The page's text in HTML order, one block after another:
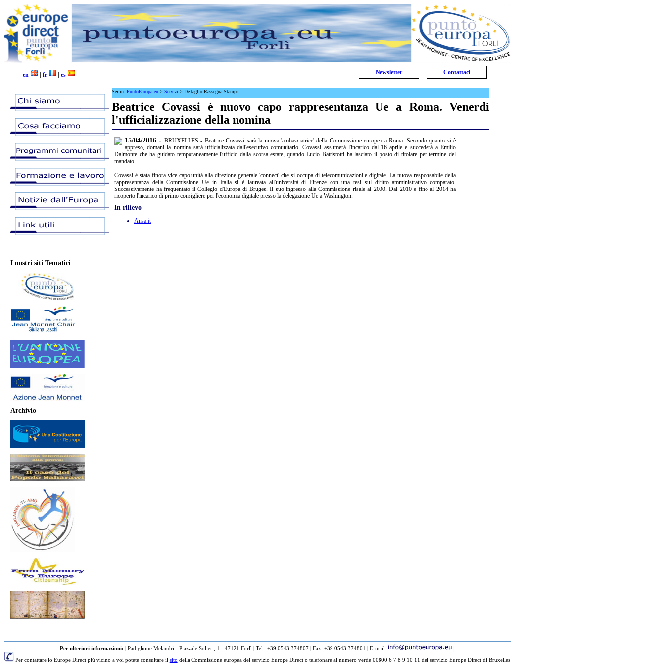
en | fr | es Newsletter Contattaci
I nostri siti Tematici
Archivio
Sei in: PuntoEuropa.eu > Servizi > Dettaglio Rassegna Stampa
Beatrice Covassi è nuovo capo rappresentanza Ue a Roma. Venerdì
l'ufficializzazione della nomina
15/04/2016 - BRUXELLES - Beatrice Covassi sarà la nuova 'ambasciatrice' della Commissione europea a Roma. Secondo quanto si è
appreso, domani la nomina sarà ufficializzata dall'esecutivo comunitario. Covassi assumerà l'incarico dal 16 aprile e succederà a Emilio
Dalmonte che ha guidato temporaneamente l'ufficio dalla scorsa estate, quando Lucio Battistotti ha lasciato il posto di titolare per termine del
mandato.
Covassi è stata finora vice capo unità alla direzione generale 'connect' che si occupa di telecomunicazioni e digitale. La nuova responsabile della
rappresentanza della Commissione Ue in Italia si è laureata all'università di Firenze con una tesi sul diritto amministrativo comparato.
Successivamente ha frequentato il Collegio d'Europa di Bruges. Il suo ingresso alla Commissione risale al 2000. Dal 2010 e fino al 2014 ha
ricoperto l'incarico di primo consigliere per l'economia digitale presso la delegazione Ue a Washington.
In rilievo
Ansa.it
Per ulteriori informazioni: | Padiglione Melandri - Piazzale Solieri, 1 - 47121 Forlì | Tel.: +39 0543 374807 | Fax: +39 0543 374801 | E-mail: |
Per contattare lo Europe Direct più vicino a voi potete consultare il sito della Commissione europea del servizio Europe Direct o telefonare al numero verde 00800 6 7 8 9 10 11 del servizio Europe Direct di Bruxelles